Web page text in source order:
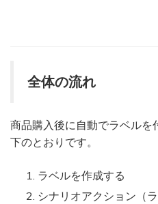
全体の流れ
商品購入後に自動でラベルを
下のとおりです。
ラベルを作成する
シナリオアクション（